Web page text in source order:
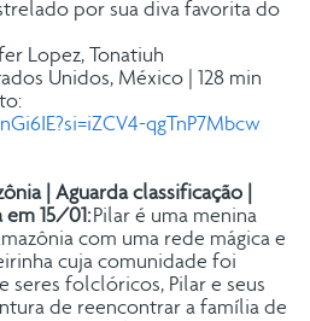
por sua diva favorita do
Lopez, Tonatiuh
Unidos, México | 128 min
qgTnP7Mbcw
| Aguarda classificação |
em 15/01:Pilar é uma menina
com uma rede mágica e
cuja comunidade foi
seres folclóricos, Pilar e seus
de reencontrar a família de